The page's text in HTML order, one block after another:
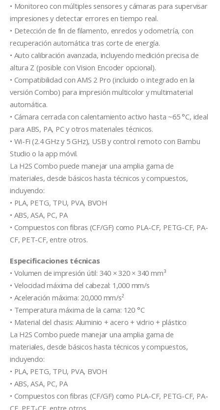
• Monitoreo con múltiples sensores y cámaras para supervisar
impresiones y detectar errores en tiempo real.
• Detección de fin de filamento, enredos y odometría, con
recuperación automática tras corte de energía.
• Auto calibración avanzada, incluyendo medición precisa de
altura Z (posible con Vision Encoder opcional).
• Compatibilidad con AMS 2 Pro (incluido o integrado en la
versión Combo) para impresión multicolor y multimaterial
automática.
• Cámara cerrada con calentamiento activo hasta ~65 °C, ideal
para ABS, PA, PC y otros materiales técnicos.
• Wi-Fi (2.4 GHz y 5 GHz), USB y control remoto con Bambu
Studio o la app móvil.
La H2S Combo puede manejar una amplia gama de
materiales, desde básicos hasta técnicos y compuestos,
incluyendo:
• PLA, PETG, TPU, PVA, BVOH
• ABS, ASA, PC, PA
• Compuestos con fibras (CF/GF) como PLA-CF, PETG-CF, PA-
CF, PET-CF, entre otros.
Especificaciones técnicas
• Volumen de impresión útil: 340 × 320 × 340 mm³
• Velocidad máxima del cabezal: 1,000 mm/s
• Aceleración máxima: 20,000 mm/s²
• Temperatura máxima de la cama: 120 °C
• Material del chasis: Aluminio + acero + vidrio + plástico
La H2S Combo puede manejar una amplia gama de
materiales, desde básicos hasta técnicos y compuestos,
incluyendo:
• PLA, PETG, TPU, PVA, BVOH
• ABS, ASA, PC, PA
• Compuestos con fibras (CF/GF) como PLA-CF, PETG-CF, PA-